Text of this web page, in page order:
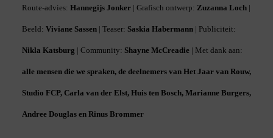
Route-advies: Hannegijs Jonker| Grafisch ontwerp: Zuzanna Loch|
Beeld: Viviane Sassen| Teaser: Saskia Habermann| Publiciteit:
Nikla Katsburg | Community: Shayne McCreadie| Met dank aan:
alle mensen die we spraken, de deelnemers van Het Jaar van Rouw,
Studio FCP, Carla van der Elst, Huis ten Bosch, Marianne Burgers,
Andree Douglas en Rinus Brommer